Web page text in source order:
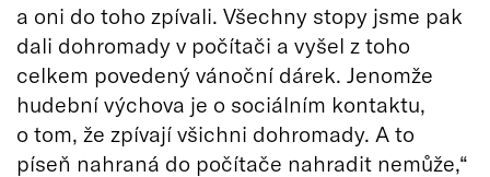
a oni do toho zpívali. Všechny stopy jsme pak
dali dohromady v počítači a vyšel z toho
celkem povedený vánoční dárek. Jenomže
hudební výchova je o sociálním kontaktu,
o tom, že zpívají všichni dohromady. A to
píseň nahraná do počítače nahradit nemůže,“